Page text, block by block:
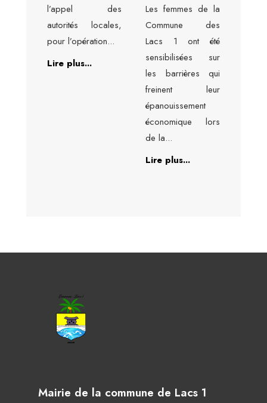
l’appel des
autorités locales,
pour l’opération...
Lire plus...
Les femmes de la
Commune des
Lacs 1 ont été
sensibilisées sur
les barrières qui
freinent leur
épanouissement
économique lors
de la...
Lire plus...
Mairie de la commune de Lacs 1